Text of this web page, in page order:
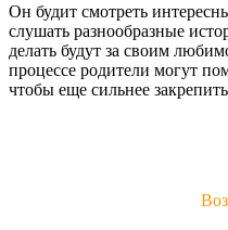
Он будит смотреть
слушать разнообразные
делать будут за своим
процессе родители могут
чтобы еще сильнее